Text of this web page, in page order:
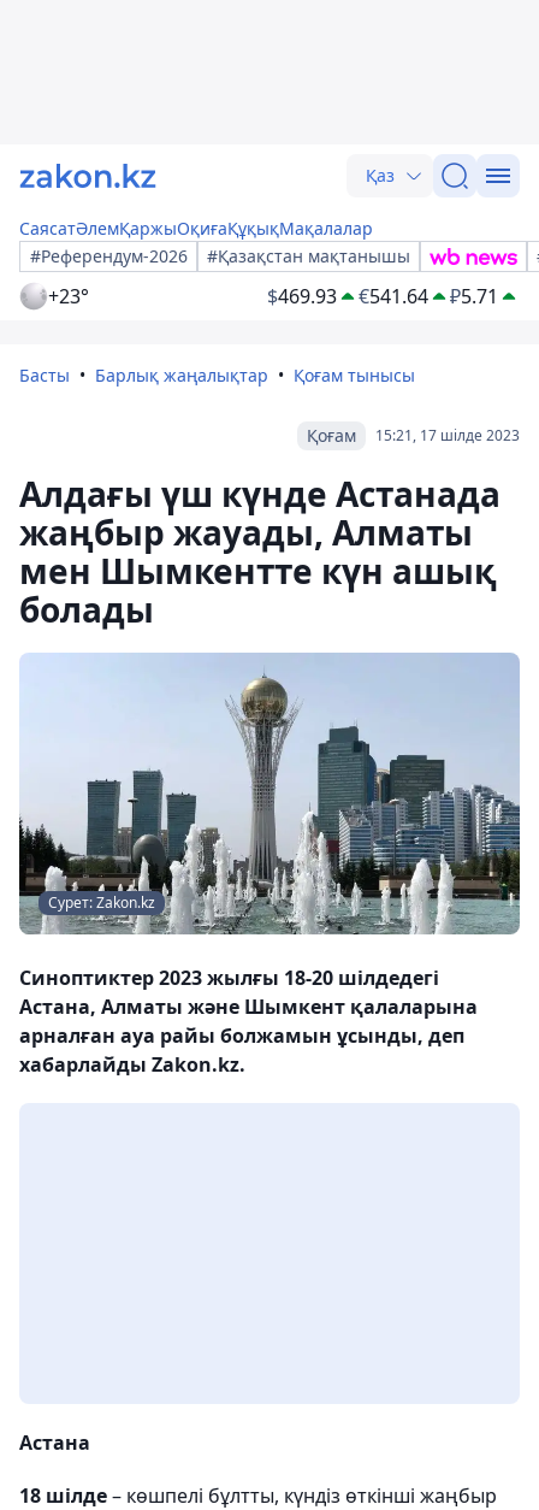
Қаз
СаясатӘлемҚаржыОқиғаҚұқықМақалалар
#Референдум-2026
#Қазақстан мақтанышы
+23° $469.93 €541.64 ₽5.71
Басты Барлық жаңалықтар Қоғам тынысы
15:21, 17 шілде 2023
Қоғам
Алдағы үш күнде Астанада
жаңбыр жауады, Алматы
мен Шымкентте күн ашық
болады
Сурет: Zakon.kz
Синоптиктер 2023 жылғы 18-20 шілдедегі
Астана, Алматы және Шымкент қалаларына
арналған ауа райы болжамын ұсынды, деп
хабарлайды Zakon.kz.
Астана
18 шілде– көшпелі бұлтты, күндіз өткінші жаңбыр